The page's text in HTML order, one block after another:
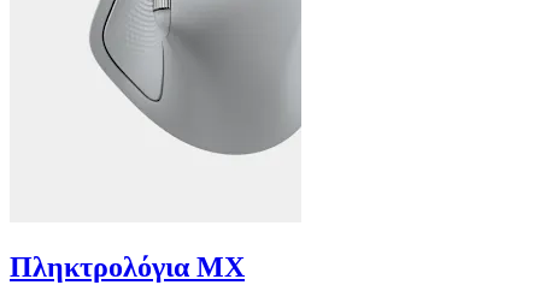
Πληκτρολόγια MX